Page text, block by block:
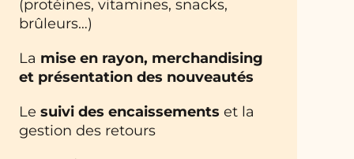
(protéines, vitamines, snacks,
brûleurs…)
La mise en rayon, merchandising
et présentation des nouveautés
Le suivi des encaissements et la
gestion des retours